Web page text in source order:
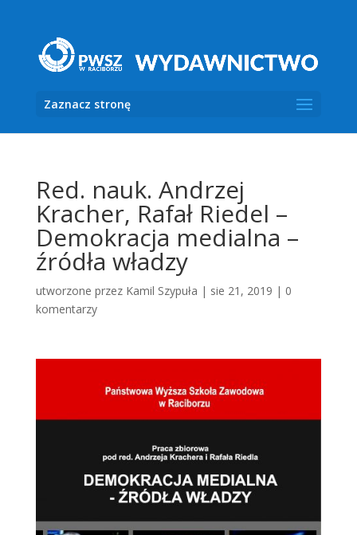
Zaznacz stronę
Red. nauk. Andrzej
Kracher, Rafał Riedel –
Demokracja medialna –
źródła władzy
utworzone przez Kamil Szypuła | sie 21, 2019 | 0
komentarzy